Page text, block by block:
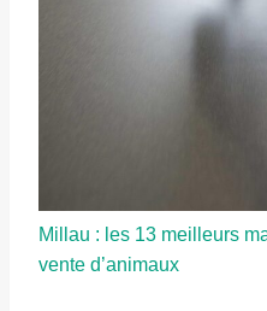
Millau : les 13 meilleurs
vente d’animaux